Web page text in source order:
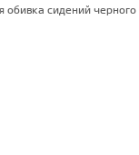
обивка сидений черного